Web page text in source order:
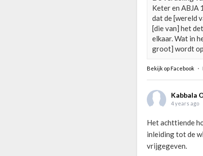
Keter en ABJA
dat de [wereld
[die van] het
elkaar. Wat in
groot] wordt
Bekijk op Facebook ·
Kabbala
4 years ago
Het achttiende
inleiding tot de
vrijgegeven.